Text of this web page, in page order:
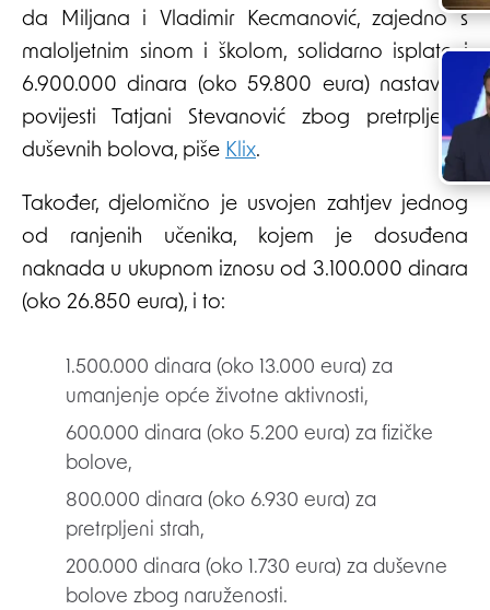
da Miljana i Vladimir Kecmanović, zajedno s
maloljetnim sinom i školom, solidarno isplate i
6.900.000 dinara (oko 59.800 eura) nastavnici
povijesti Tatjani Stevanović zbog pretrpljenih
duševnih bolova, piše Klix.
Također, djelomično je usvojen zahtjev jednog
od ranjenih učenika, kojem je dosuđena
naknada u ukupnom iznosu od 3.100.000 dinara
(oko 26.850 eura), i to:
1.500.000 dinara (oko 13.000 eura) za
umanjenje opće životne aktivnosti,
600.000 dinara (oko 5.200 eura) za fizičke
bolove,
800.000 dinara (oko 6.930 eura) za
pretrpljeni strah,
200.000 dinara (oko 1.730 eura) za duševne
bolove zbog naruženosti.